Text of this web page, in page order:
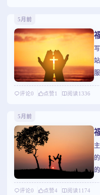
5月前
评论0 点赞1 阅读1336
5月前
评论0 点赞4 阅读1174